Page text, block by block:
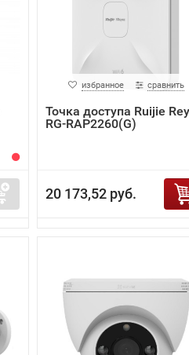
избранное сравнить
Точка доступа Ruijie
RG-RAP2260(G)
20 173,52 руб.